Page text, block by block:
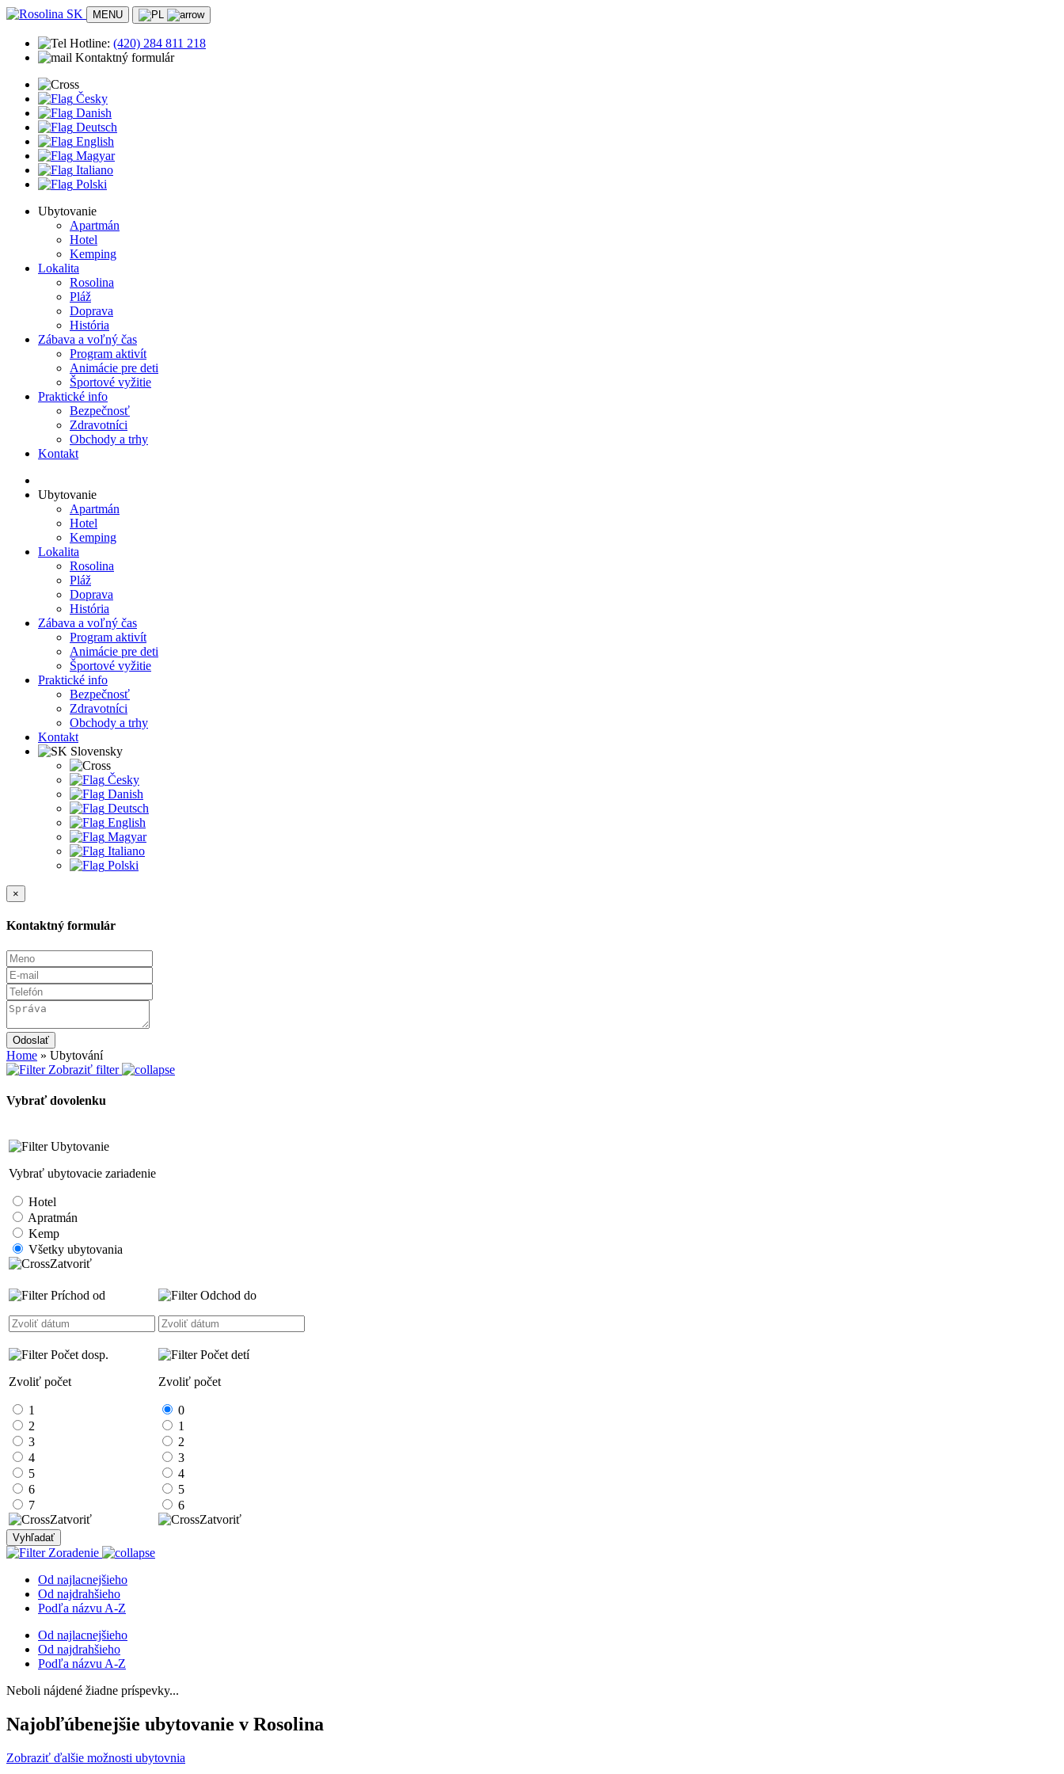
MENU
Hotline: (420) 284 811 218
Kontaktný formulár
Česky
Danish
Deutsch
English
Magyar
Italiano
Polski
Ubytovanie
Apartmán
Hotel
Kemping
Lokalita
Rosolina
Pláž
Doprava
História
Zábava a voľný čas
Program aktivít
Animácie pre deti
Športové vyžitie
Praktické info
Bezpečnosť
Zdravotníci
Obchody a trhy
Kontakt
Ubytovanie
Apartmán
Hotel
Kemping
Lokalita
Rosolina
Pláž
Doprava
História
Zábava a voľný čas
Program aktivít
Animácie pre deti
Športové vyžitie
Praktické info
Bezpečnosť
Zdravotníci
Obchody a trhy
Kontakt
Slovensky
Česky
Danish
Deutsch
English
Magyar
Italiano
Polski
×
Kontaktný formulár
Odoslať
Home » Ubytování
Zobraziť filter
Vybrať dovolenku
Ubytovanie
Vybrať ubytovacie zariadenie
Hotel
Apratmán
Kemp
Všetky ubytovania
Zatvoriť
Príchod od Odchod do
Počet dosp.
Zvoliť počet
1
2
3
4
5
6
7
Zatvoriť
Počet detí
Zvoliť počet
0
1
2
3
4
5
6
Zatvoriť
Vyhľadať
Zoradenie
Od najlacnejšieho
Od najdrahšieho
Podľa názvu A-Z
Od najlacnejšieho
Od najdrahšieho
Podľa názvu A-Z
Neboli nájdené žiadne príspevky...
Najobľúbenejšie ubytovanie v Rosolina
Zobraziť ďalšie možnosti ubytovnia